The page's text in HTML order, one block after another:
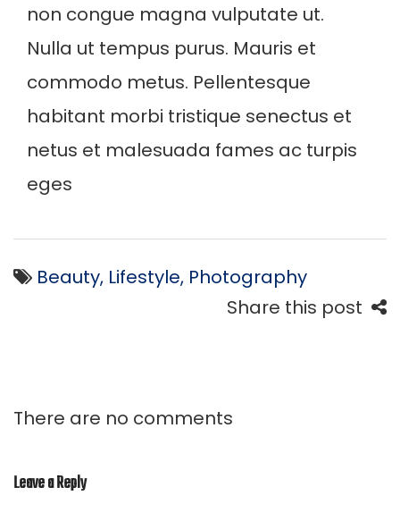
non congue magna vulputate ut.
Nulla ut tempus purus. Mauris et
commodo metus. Pellentesque
habitant morbi tristique senectus et
netus et malesuada fames ac turpis
eges
Beauty, Lifestyle, Photography
Share this post
There are no comments
Leave a Reply